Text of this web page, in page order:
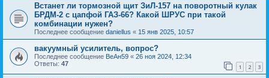
Встанет ли тормозной щит ЗиЛ-157 на поворотный кулак
БРДМ-2 с цапфой ГАЗ-66? Какой ШРУС при такой
комбинации нужен?
Последнее сообщение daniellus « 15 янв 2025, 10:57
вакуумный усилитель, вопрос?
Последнее сообщение ВеАн59 « 26 ноя 2024, 12:34
Ответы: 47 1 2 3